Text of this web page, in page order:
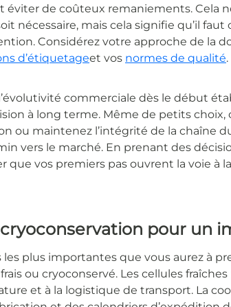
de coûteux remaniements. Cela
nécessaire, mais cela signifie qu’il
Considérez votre approche de la
d’étiquetageet vos normes de qualité
commerciale dès le début
à long terme. Même de petits choix,
ou maintenez l’intégrité de la chaîne
vers le marché. En prenant des
que vos premiers pas ouvrent la voie à
pour un
les plus importantes que vous aurez à
ou cryoconservé. Les cellules
et à la logistique de transport. La